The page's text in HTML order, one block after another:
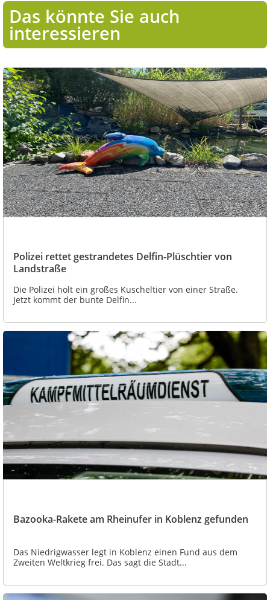
Das könnte Sie auch
interessieren
Polizei rettet gestrandetes Delfin-Plüschtier von
Landstraße
Die Polizei holt ein großes Kuscheltier von einer Straße.
Jetzt kommt der bunte Delfin...
Bazooka-Rakete am Rheinufer in Koblenz gefunden
Das Niedrigwasser legt in Koblenz einen Fund aus dem
Zweiten Weltkrieg frei. Das sagt die Stadt...